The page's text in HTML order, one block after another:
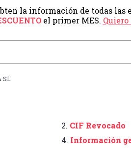
la información de todas las
el primer MES. Quiero
SL
2. CIF Revocado
4. Información